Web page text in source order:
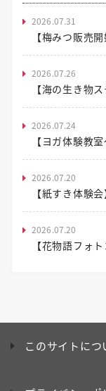
2026.07.31
【梅みつ販売開
2026.07.26
【海の生き物ス
2026.07.24
【ヨガ体験教
2026.07.20
【紙すき体験会
2026.07.20
【花物語フォ
このサイトにつ